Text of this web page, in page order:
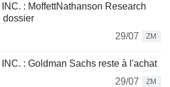
: MoffettNathanson Research
dossier
29/07
ZM
: Goldman Sachs reste à l'achat
29/07
ZM